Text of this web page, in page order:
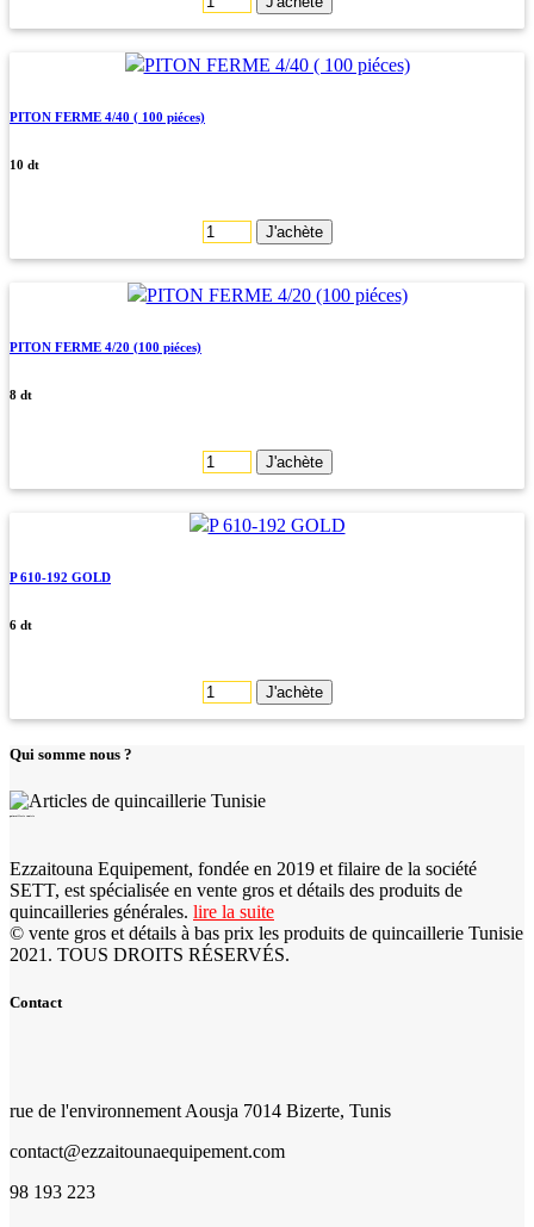
PITON FERME 4/40 ( 100 piéces)
10 dt
J'achète
PITON FERME 4/20 (100 piéces)
8 dt
J'achète
P 610-192 GOLD
6 dt
J'achète
Qui somme nous ?
Ezzaitouna Equipement, fondée en 2019 et filaire de la société
SETT, est spécialisée en vente gros et détails des produits de
quincailleries générales. lire la suite
© vente gros et détails à bas prix les produits de quincaillerie Tunisie
2021. TOUS DROITS RÉSERVÉS.
Contact
rue de l'environnement Aousja 7014 Bizerte, Tunis
contact@ezzaitounaequipement.com
98 193 223